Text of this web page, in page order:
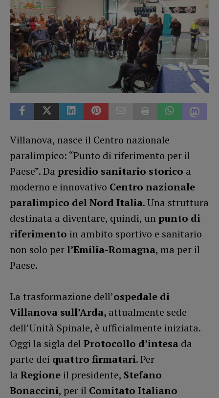
Villanova, nasce il Centro nazionale
paralimpico: “Punto di riferimento per il
Paese”. Da presidio sanitario storico a
moderno e innovativo Centro nazionale
paralimpico del Nord Italia. Una struttura
destinata a diventare, quindi, un punto di
riferimento in ambito sportivo e sanitario
non solo perl’Emilia-Romagna, ma per il
Paese.
La trasformazione dell’ospedale di
Villanova sull’Arda, attualmente sede
dell’Unità Spinale, è ufficialmente iniziata.
Oggi la sigla del Protocollo d’intesa da
parte dei quattro firmatari. Per
la Regione il presidente, Stefano
Bonaccini, per il Comitato Italiano